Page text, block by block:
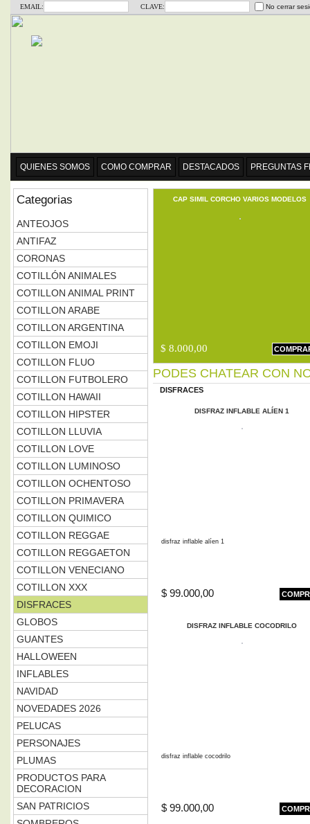
EMAIL: CLAVE: No cerrar
QUIENES SOMOS COMO COMPRAR DESTACADOS PREGUNTAS
Categorias
ANTEOJOS
ANTIFAZ
CORONAS
COTILLÓN ANIMALES
COTILLON ANIMAL PRINT
COTILLON ARABE
COTILLON ARGENTINA
COTILLON EMOJI
COTILLON FLUO
COTILLON FUTBOLERO
COTILLON HAWAII
COTILLON HIPSTER
COTILLON LLUVIA
COTILLON LOVE
COTILLON LUMINOSO
COTILLON OCHENTOSO
COTILLON PRIMAVERA
COTILLON QUIMICO
COTILLON REGGAE
COTILLON REGGAETON
COTILLON VENECIANO
COTILLON XXX
DISFRACES
GLOBOS
GUANTES
HALLOWEEN
INFLABLES
NAVIDAD
NOVEDADES 2026
PELUCAS
PERSONAJES
PLUMAS
PRODUCTOS PARA
DECORACION
SAN PATRICIOS
CAP SIMIL CORCHO VARIOS MODELOS
$ 8.000,00
PODES CHATEAR CON
DISFRACES
DISFRAZ INFLABLE ALÍEN 1
disfraz inflable alíen 1
$ 99.000,00
DISFRAZ INFLABLE COCODRILO
disfraz inflable cocodrilo
$ 99.000,00